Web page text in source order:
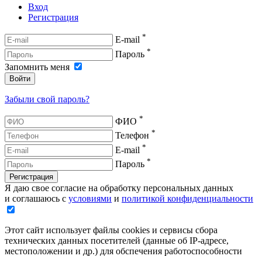
Вход
Регистрация
E-mail *
Пароль *
Запомнить меня
Войти
Забыли свой пароль?
ФИО *
Телефон *
E-mail *
Пароль *
Регистрация
Я даю свое согласие на обработку персональных данных
и соглашаюсь с условиями и политикой конфиденциальности
Этот сайт использует файлы cookies и сервисы сбора
технических данных посетителей (данные об IP-адресе,
местоположении и др.) для обспечения работоспособности